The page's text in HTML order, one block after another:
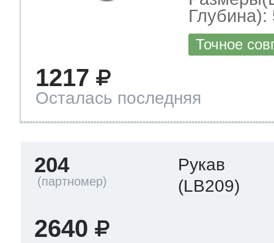
Глубина):
Точное
1217
Осталась последняя
204
Рукав
(LB209)
2640